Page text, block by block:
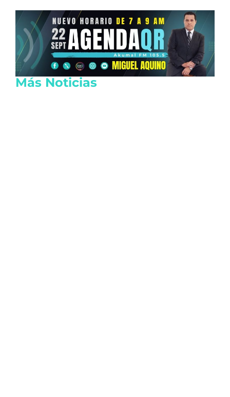
Más Noticias